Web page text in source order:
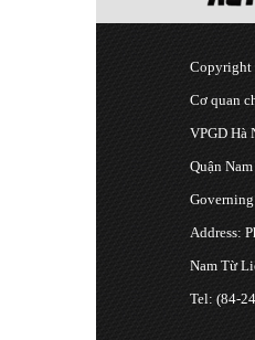
Copyright
Cơ quan
VPGD Hà
Quận
Address:
Nam Từ
Tel: (84-